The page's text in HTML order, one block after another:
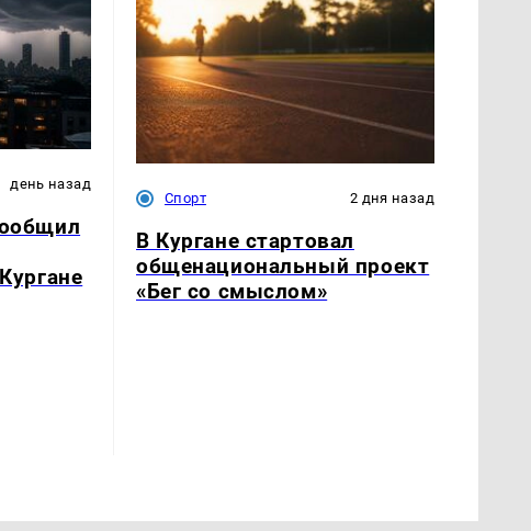
день назад
Спорт 2 дня назад
В Кургане стартовал
общенациональный проект
«Бег со смыслом»